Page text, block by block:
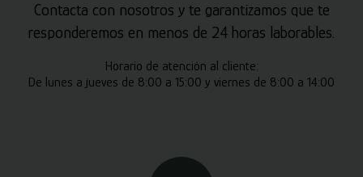
Contacta con nosotros y te garantizamos que te
responderemos en menos de 24 horas laborables.
Horario de atención al cliente:
De lunes a jueves de 8:00 a 15:00 y viernes de 8:00 a 14:00